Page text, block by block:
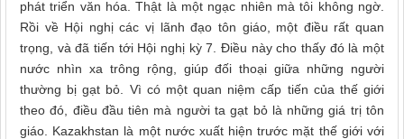
phát triển văn hóa. Thật là một ngạc nhiên mà tôi không ngờ.
Rồi về Hội nghị các vị lãnh đạo tôn giáo, một điều rất quan
trọng, và đã tiến tới Hội nghị kỳ 7. Điều này cho thấy đó là một
nước nhìn xa trông rộng, giúp đối thoại giữa những người
thường bị gạt bỏ. Vì có một quan niệm cấp tiến của thế giới
theo đó, điều đầu tiên mà người ta gạt bỏ là những giá trị tôn
giáo. Kazakhstan là một nước xuất hiện trước mặt thế giới với